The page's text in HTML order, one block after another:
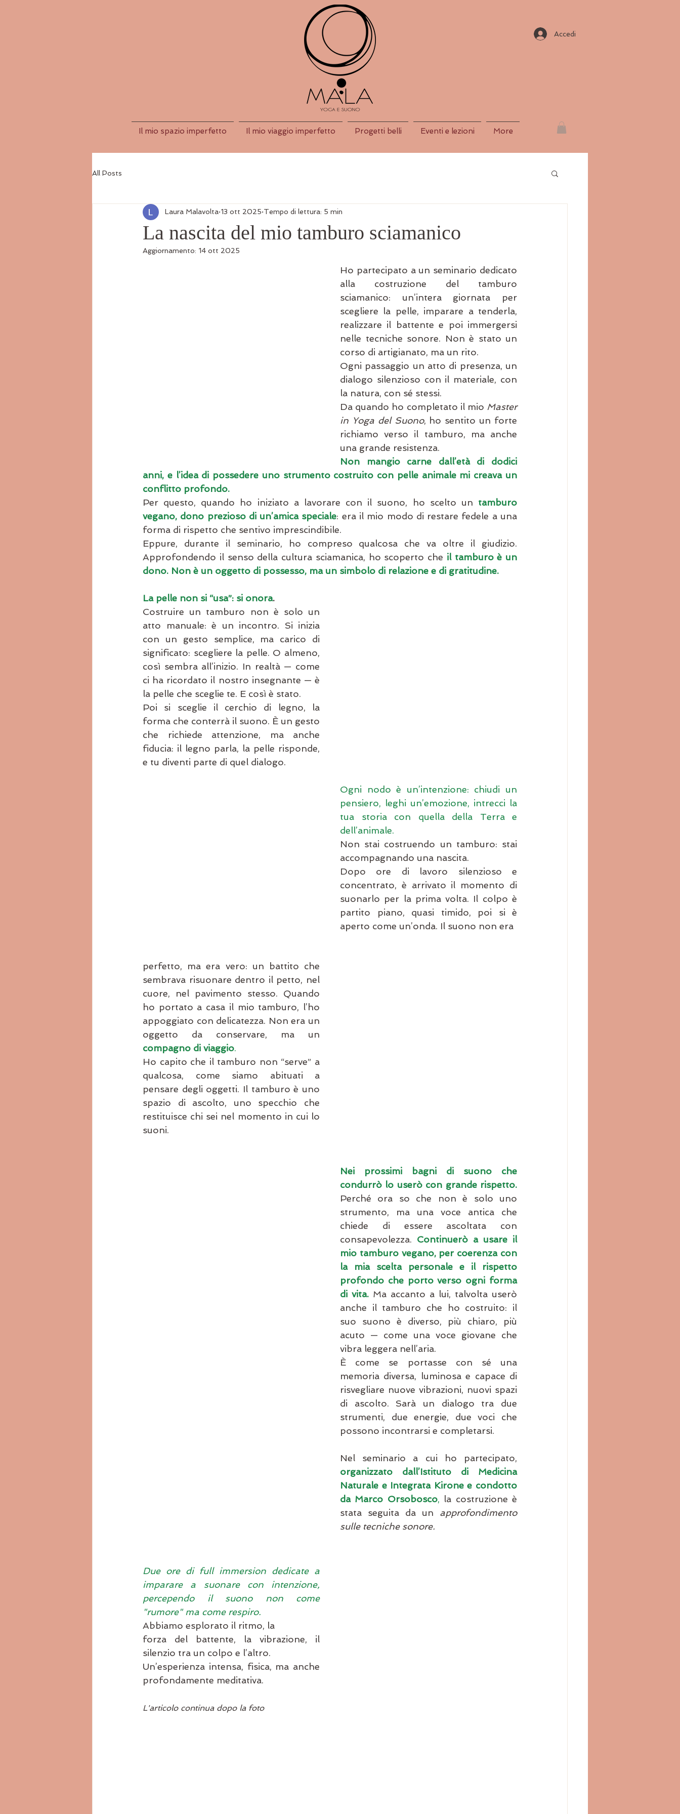
Il mio spazio imperfetto Il mio viaggio imperfetto Progetti belli Eventi e lezioni More
Accedi
All Posts
La nascita del mio tamburo sciamanico
Laura Malavolta 13 ott 2025 Tempo di lettura: 5 min
Aggiornamento: 14 ott 2025
Ho partecipato a un seminario dedicato
alla costruzione del tamburo
sciamanico: un’intera giornata per
scegliere la pelle, imparare a tenderla,
realizzare il battente e poi immergersi
nelle tecniche sonore. Non è stato un
corso di artigianato, ma un rito.
Ogni passaggio un atto di presenza, un
dialogo silenzioso con il materiale, con
la natura, con sé stessi.
Da quando ho completato il mio Master
in Yoga del Suono, ho sentito un forte
richiamo verso il tamburo, ma anche
una grande resistenza.
Non mangio carne dall’età di dodici
anni, e l’idea di possedere uno strumento costruito con pelle animale mi creava un
conflitto profondo.
Per questo, quando ho iniziato a lavorare con il suono, ho scelto un tamburo
vegano, dono prezioso di un’amica speciale: era il mio modo di restare fedele a una
forma di rispetto che sentivo imprescindibile.
Eppure, durante il seminario, ho compreso qualcosa che va oltre il giudizio.
Approfondendo il senso della cultura sciamanica, ho scoperto che il tamburo è un
dono. Non è un oggetto di possesso, ma un simbolo di relazione e di gratitudine.
La pelle non si “usa”: si onora.
Costruire un tamburo non è solo un
atto manuale: è un incontro. Si inizia
con un gesto semplice, ma carico di
significato: scegliere la pelle. O almeno,
così sembra all’inizio. In realtà — come
ci ha ricordato il nostro insegnante — è
la pelle che sceglie te. E così è stato.
Poi si sceglie il cerchio di legno, la
forma che conterrà il suono. È un gesto
che richiede attenzione, ma anche
fiducia: il legno parla, la pelle risponde,
e tu diventi parte di quel dialogo.
Ogni nodo è un’intenzione: chiudi un
pensiero, leghi un’emozione, intrecci la
tua storia con quella della Terra e
dell’animale.
Non stai costruendo un tamburo: stai
accompagnando una nascita.
Dopo ore di lavoro silenzioso e
concentrato, è arrivato il momento di
suonarlo per la prima volta. Il colpo è
partito piano, quasi timido, poi si è
aperto come un’onda. Il suono non era
perfetto, ma era vero: un battito che
sembrava risuonare dentro il petto, nel
cuore, nel pavimento stesso. Quando
ho portato a casa il mio tamburo, l’ho
appoggiato con delicatezza. Non era un
compagno di viaggio.
Ho capito che il tamburo non “serve” a
qualcosa, come siamo abituati a
pensare degli oggetti. Il tamburo è uno
spazio di ascolto, uno specchio che
restituisce chi sei nel momento in cui lo
suoni.
Nei prossimi bagni di suono che
condurrò lo userò con grande rispetto.
Perché ora so che non è solo uno
strumento, ma una voce antica che
chiede di essere ascoltata con
consapevolezza. Continuerò a usare il
mio tamburo vegano, per coerenza con
la mia scelta personale e il rispetto
profondo che porto verso ogni forma
di vita. Ma accanto a lui, talvolta userò
anche il tamburo che ho costruito: il
suo suono è diverso, più chiaro, più
acuto — come una voce giovane che
vibra leggera nell’aria.
È come se portasse con sé una
memoria diversa, luminosa e capace di
risvegliare nuove vibrazioni, nuovi spazi
di ascolto. Sarà un dialogo tra due
strumenti, due energie, due voci che
possono incontrarsi e completarsi.
organizzato dall’Istituto di Medicina
Naturale e Integrata Kirone e condotto
da Marco Orsobosco, la costruzione è
stata seguita da un approfondimento
sulle tecniche sonore.
Due ore di full immersion dedicate a
imparare a suonare con intenzione,
percependo il suono non come
"rumore" ma come respiro.
Abbiamo esplorato il ritmo, la
forza del battente, la vibrazione, il
silenzio tra un colpo e l’altro.
Un’esperienza intensa, fisica, ma anche
profondamente meditativa.
L'articolo continua dopo la foto